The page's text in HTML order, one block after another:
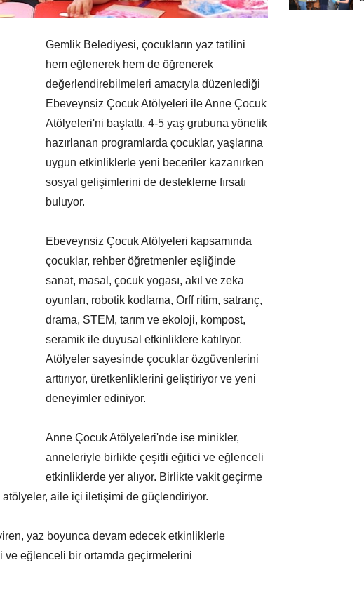
Gemlik Belediyesi, çocukların yaz tatilini
hem eğlenerek hem de öğrenerek
değerlendirebilmeleri amacıyla düzenlediği
Ebeveynsiz Çocuk Atölyeleri ile Anne Çocuk
Atölyeleri'ni başlattı. 4-5 yaş grubuna yönelik
hazırlanan programlarda çocuklar, yaşlarına
uygun etkinliklerle yeni beceriler kazanırken
sosyal gelişimlerini de destekleme fırsatı
buluyor.
Ebeveynsiz Çocuk Atölyeleri kapsamında
çocuklar, rehber öğretmenler eşliğinde
sanat, masal, çocuk yogası, akıl ve zeka
oyunları, robotik kodlama, Orff ritim, satranç,
drama, STEM, tarım ve ekoloji, kompost,
seramik ile duyusal etkinliklere katılıyor.
Atölyeler sayesinde çocuklar özgüvenlerini
arttırıyor, üretkenliklerini geliştiriyor ve yeni
deneyimler ediniyor.
Anne Çocuk Atölyeleri'nde ise minikler,
anneleriyle birlikte çeşitli eğitici ve eğlenceli
etkinliklerde yer alıyor. Birlikte vakit geçirme
aile içi iletişimi de güçlendiriyor.
yaz boyunca devam edecek etkinliklerle
ve eğlenceli bir ortamda geçirmelerini